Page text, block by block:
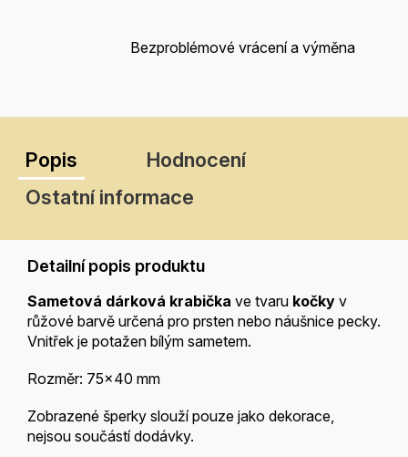
Bezproblémové vrácení a výměna
Popis
Hodnocení
Ostatní informace
Detailní popis produktu
Sametová dárková krabička ve tvaru kočky v
růžové barvě určená pro prsten nebo náušnice pecky.
Vnitřek je potažen bílým sametem.
Rozměr: 75x40 mm
Zobrazené šperky slouží pouze jako dekorace,
nejsou součástí dodávky.